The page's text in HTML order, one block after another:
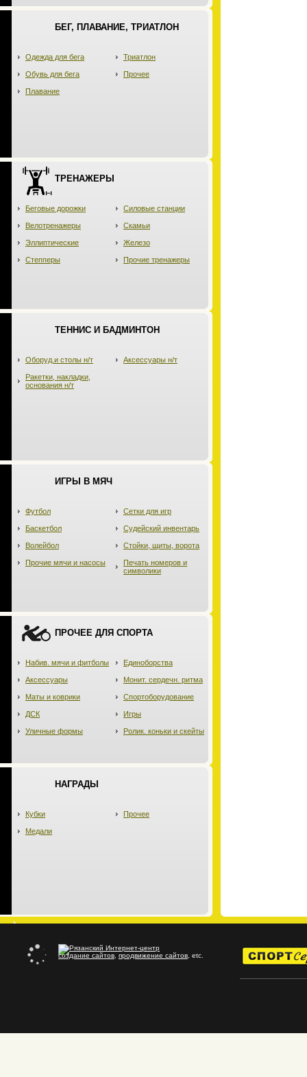
БЕГ, ПЛАВАНИЕ, ТРИАТЛОН
Одежда для бега
Обувь для бега
Плавание
Триатлон
Прочее
ТРЕНАЖЕРЫ
Беговые дорожки
Велотренажеры
Эллиптические
Степперы
Силовые станции
Скамьи
Железо
Прочие тренажеры
ТЕННИС И БАДМИНТОН
Оборуд.и столы н/т
Ракетки, накладки,
основания н/т
Аксессуары н/т
ИГРЫ В МЯЧ
Футбол
Баскетбол
Волейбол
Прочие мячи и насосы
Сетки для игр
Судейский инвентарь
Стойки, щиты, ворота
Печать номеров и
символики
ПРОЧЕЕ ДЛЯ СПОРТА
Набив. мячи и фитболы
Аксессуары
Маты и коврики
ДСК
Уличные формы
Единоборства
Монит. сердечн. ритма
Спортоборудование
Игры
Ролик. коньки и скейты
НАГРАДЫ
Кубки
Медали
Прочее
создание сайтов продвижение сайтов , etc.